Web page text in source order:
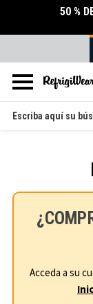
50 %
Buscar
en
Acceda a su